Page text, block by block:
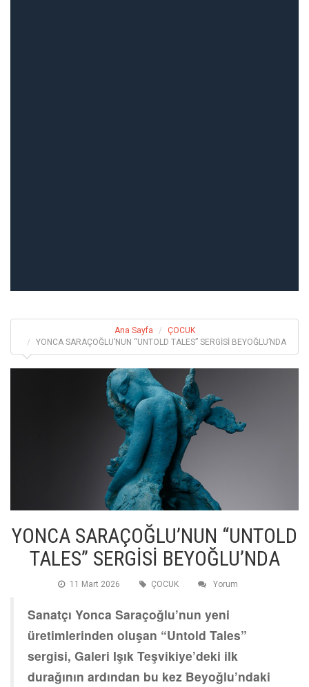
Ana Sayfa
ÇOCUK
YONCA SARAÇOĞLU’NUN “UNTOLD TALES” SERGİSİ BEYOĞLU’NDA
YONCA SARAÇOĞLU’NUN “UNTOLD
TALES” SERGİSİ BEYOĞLU’NDA
11 Mart 2026 ÇOCUK Yorum
Sanatçı Yonca Saraçoğlu’nun yeni
üretimlerinden oluşan “Untold Tales”
sergisi, Galeri Işık Teşvikiye’deki ilk
durağının ardından bu kez Beyoğlu’ndaki